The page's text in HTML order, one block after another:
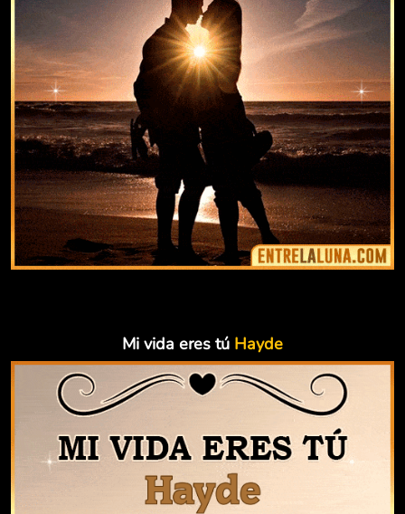
Mi vida eres tú Hayde